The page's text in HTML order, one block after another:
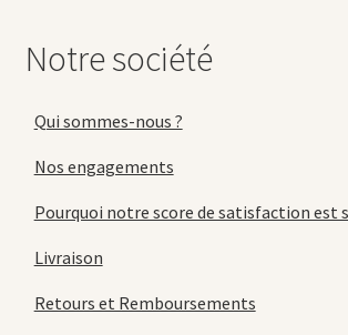
Notre société
Qui sommes-nous ?
Nos engagements
Pourquoi notre score de satisfaction est
Livraison
Retours et Remboursements